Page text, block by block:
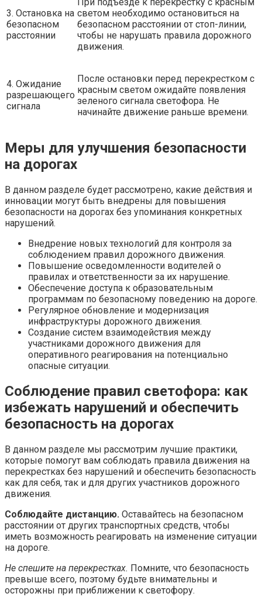
3. Остановка на
безопасном
расстоянии
светом необходимо остановиться на
безопасном расстоянии от стоп-линии,
чтобы не нарушать правила дорожного
движения.
4. Ожидание
разрешающего
сигнала
После остановки перед перекрестком с
красным светом ожидайте появления
зеленого сигнала светофора. Не
начинайте движение раньше времени.
Меры для улучшения безопасности
на дорогах
В данном разделе будет рассмотрено, какие действия и
инновации могут быть внедрены для повышения
безопасности на дорогах без упоминания конкретных
нарушений.
Внедрение новых технологий для контроля за
соблюдением правил дорожного движения.
Повышение осведомленности водителей о
правилах и ответственности за их нарушение.
Обеспечение доступа к образовательным
программам по безопасному поведению на дороге.
Регулярное обновление и модернизация
инфраструктуры дорожного движения.
Создание систем взаимодействия между
участниками дорожного движения для
оперативного реагирования на потенциально
опасные ситуации.
Соблюдение правил светофора: как
избежать нарушений и обеспечить
безопасность на дорогах
В данном разделе мы рассмотрим лучшие практики,
которые помогут вам соблюдать правила движения на
перекрестках без нарушений и обеспечить безопасность
как для себя, так и для других участников дорожного
движения.
Соблюдайте дистанцию. Оставайтесь на безопасном
расстоянии от других транспортных средств, чтобы
иметь возможность реагировать на изменение ситуации
на дороге.
Не спешите на перекрестках. Помните, что безопасность
превыше всего, поэтому будьте внимательны и
осторожны при приближении к светофору.